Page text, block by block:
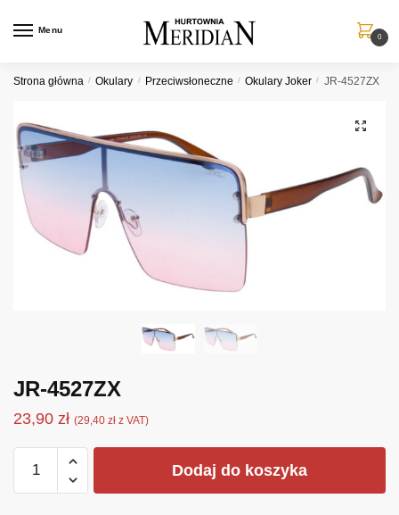
Menu
0
Strona główna / Okulary / Przeciwsłoneczne / Okulary Joker / JR-4527ZX
JR-4527ZX
23,90 zł (29,40 zł z VAT)
JR-
Dodaj do koszyka